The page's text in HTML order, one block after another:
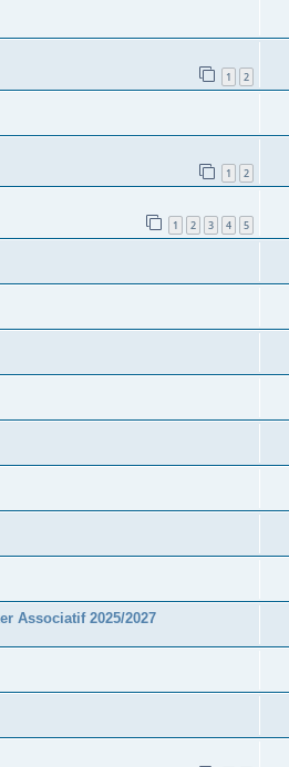
1 2
1 2
1 2 3 4 5
Associatif 2025/2027